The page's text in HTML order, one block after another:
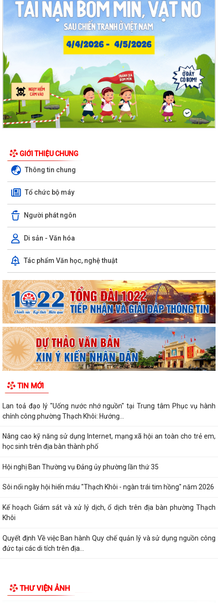
GIỚI THIỆU CHUNG
Thông tin chung
Tổ chức bộ máy
Người phát ngôn
Di sản - Văn hóa
Tác phẩm Văn học, nghệ thuật
TIN MỚI
Lan toả đạo lý "Uống nước nhớ nguồn" tại Trung tâm Phục vụ hành
chính công phường Thạch Khôi: Hướng...
Nâng cao kỹ năng sử dụng Internet, mạng xã hội an toàn cho trẻ em,
học sinh trên địa bàn thành phố
Hội nghị Ban Thường vụ Đảng ủy phường lần thứ 35
Sôi nổi ngày hội hiến máu "Thạch Khôi - ngàn trái tim hồng" năm 2026
Kế hoạch Giám sát và xử lý dịch, ổ dịch trên địa bàn phường Thạch
Khôi
Quyết định Về việc Ban hành Quy chế quản lý và sử dụng nguồn công
đức tại các di tích trên địa...
THƯ VIỆN ẢNH